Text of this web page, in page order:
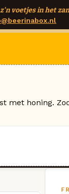
voetjes in het
met honing.